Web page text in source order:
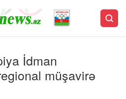
İdman
müşavirə